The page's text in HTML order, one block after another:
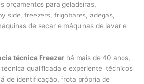
orçamentos para geladeiras,
side, freezers, frigobares, adegas,
de secar e máquinas de lavar e
técnica Freezer há mais de 40 anos,
qualificada e experiente, técnicos
de identificação, frota própria de